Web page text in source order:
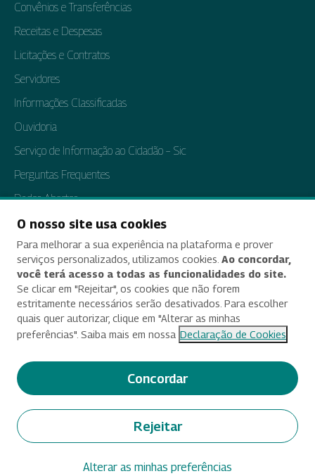
Convênios e Transferências
Receitas e Despesas
Licitações e Contratos
Servidores
Informações Classificadas
Ouvidoria
Serviço de Informação ao Cidadão – Sic
Perguntas Frequentes
Dados Abertos
Tratamento de Dados Pessoais
Transparência e Prestação de Contas
Acessibilidade
Termos de uso e aviso de privacidade
Alterar preferências de cookies
© 2025 Criado e desenvolvido por Enap
O nosso site usa cookies
Para melhorar a sua experiência na plataforma e prover
serviços personalizados, utilizamos cookies. Ao concordar,
você terá acesso a todas as funcionalidades do site.
Se clicar em "Rejeitar", os cookies que não forem
estritamente necessários serão desativados. Para escolher
quais quer autorizar, clique em "Alterar as minhas
preferências". Saiba mais em nossa Declaração de Cookies
Concordar
Rejeitar
Alterar as minhas preferências